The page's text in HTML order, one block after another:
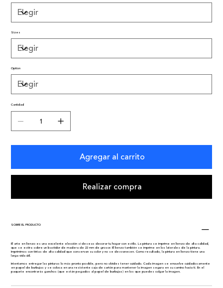
Sizes
Option
Cantidad
Agregar al carrito
Realizar compra
SOBRE EL PRODUCTO
El arte en lienzo es una excelente elección si deseas decorar tu hogar con estilo. La pintura se imprime en lienzo de alta calidad,
que se estira sobre un bastidor de madera de 22 mm de grosor. El lienzo también se imprime en los laterales de la pintura.
Imprimimos con tintas de alta calidad que conservan su color y no se desvanecen. Como resultado, la pintura en lienzo tiene una
larga vida útil.
Intentamos entregar las pinturas lo más pronto posible, pero no olvides tener cuidado. Cada imagen se envuelve cuidadosamente
en papel de burbujas y se coloca en una resistente caja de cartón para mantener la imagen segura en su camino hacia ti. En el
paquete encontrarás ganchos (que están pegados al papel de burbujas) en los que puedes colgar la imagen.